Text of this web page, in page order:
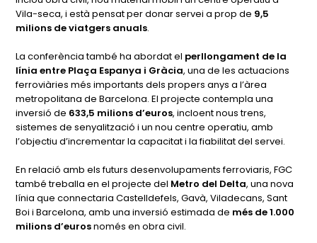
Vila-seca, i està pensat per donar servei a prop de 9,5
milions de viatgers anuals.
La conferència també ha abordat el perllongament de la
línia entre Plaça Espanya i Gràcia, una de les actuacions
ferroviàries més importants dels propers anys a l’àrea
metropolitana de Barcelona. El projecte contempla una
inversió de 633,5 milions d’euros, incloent nous trens,
sistemes de senyalització i un nou centre operatiu, amb
l’objectiu d’incrementar la capacitat i la fiabilitat del servei.
En relació amb els futurs desenvolupaments ferroviaris, FGC
també treballa en el projecte del Metro del Delta, una nova
línia que connectaria Castelldefels, Gavà, Viladecans, Sant
Boi i Barcelona, amb una inversió estimada de més de 1.000
milions d’eurosnomés en obra civil.